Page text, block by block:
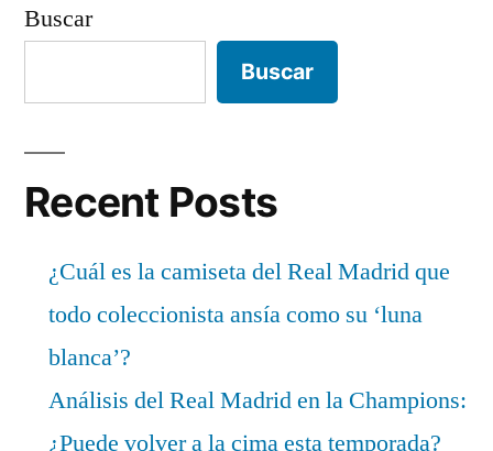
Buscar
Buscar
Recent Posts
¿Cuál es la camiseta del Real Madrid que
todo coleccionista ansía como su ‘luna
blanca’?
Análisis del Real Madrid en la Champions:
¿Puede volver a la cima esta temporada?